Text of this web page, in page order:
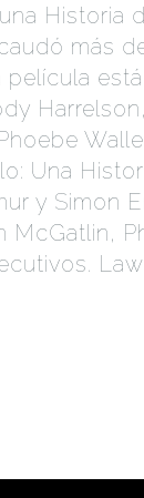
Historia
más
está
Una
y Simon
McGatlin,